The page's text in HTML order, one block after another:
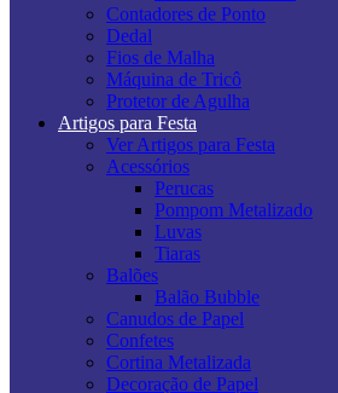
Contadores de Ponto
Dedal
Fios de Malha
Máquina de Tricô
Protetor de Agulha
Artigos para Festa
Ver Artigos para Festa
Acessórios
Perucas
Pompom Metalizado
Luvas
Tiaras
Balões
Balão Bubble
Canudos de Papel
Confetes
Cortina Metalizada
Decoração de Papel